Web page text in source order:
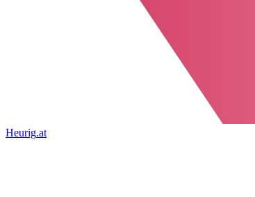
Heurig.at